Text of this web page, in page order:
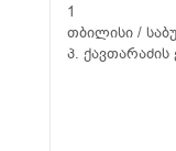
1
თბილისი /
პ. ქავთარაძის